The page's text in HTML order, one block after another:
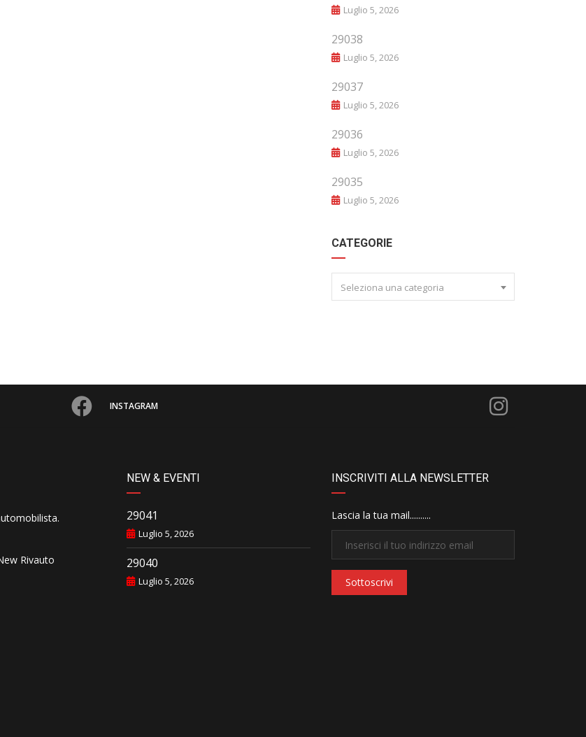
Luglio 5, 2026
29038
Luglio 5, 2026
29037
Luglio 5, 2026
29036
Luglio 5, 2026
29035
Luglio 5, 2026
CATEGORIE
Seleziona una categoria
INSTAGRAM
.
Rivauto
NEW & EVENTI
29041
Luglio 5, 2026
29040
Luglio 5, 2026
INSCRIVITI ALLA NEWSLETTER
Lascia la tua mail..........
Sottoscrivi